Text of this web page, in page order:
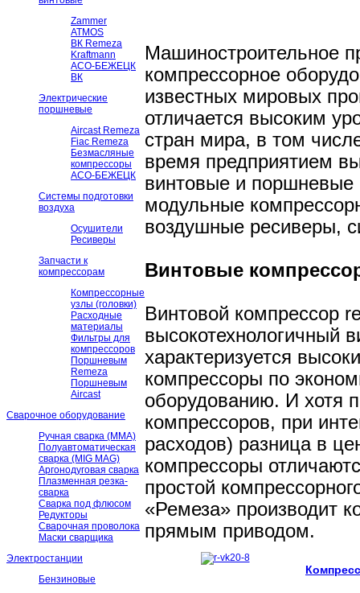
Zammer
ATMOS
ВК Remeza
Kraftmann
АСО-БЕЖЕЦК
ВК
Электрические
поршневые
Aircast Remeza
Fiac Remeza
Безмасляные
компрессоры
АСО-БЕЖЕЦК
Системы подготовки
воздуха
Осушители
Ресиверы
Запчасти к
компрессорам
Компрессорные
узлы (головки)
Расходные
материалы
Фильтры для
компрессоров
Поршневым
Remeza
Поршневым
Aircast
Сварочное оборудование
Ручная сварка (ММА)
Полуавтоматическая
сварка (MIG MAG)
Аргонодуговая сварка
Плазменная резка-
сварка
Сварка под флюсом
Редукторы
Сварочная проволока
Маски сварщика
Электростанции
Бензиновые
Машиностроительное
компрессорное
известных мировых
отличается высоким
стран мира, в том
время предприятием
винтовые и поршневые
модульные
воздушные ресиверы,
Винтовые
Винтовой компрессор
высокотехнологичный
характеризуется
компрессоры по
оборудованию. И хотя
компрессоров, при
расходов) разница в
компрессоры
простой
«Ремеза» производит
прямым приводом.